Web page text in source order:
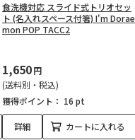
食洗機対応 スライド式トリオセッ
ト (名入れスペース付箸) I'm Dorae
mon POP TACC2
1,650円
(送料別・税込)
獲得ポイント： 16 pt
詳細 カートに入れる